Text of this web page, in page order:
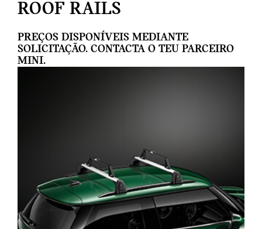
ROOF RAILS
PREÇOS DISPONÍVEIS MEDIANTE
SOLICITAÇÃO. CONTACTA O TEU PARCEIRO
MINI.